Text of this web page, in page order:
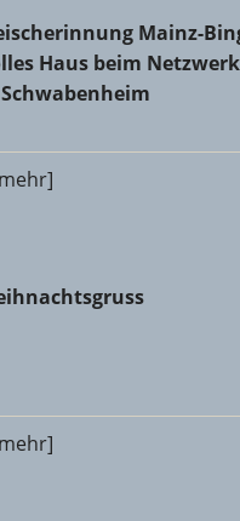
Rheinhessen bei
Mainz-
Mainz-
Haus beim